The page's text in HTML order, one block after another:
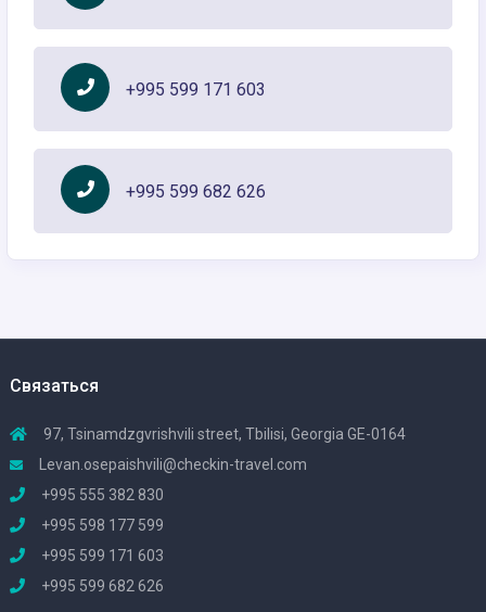
+995 599 171 603
+995 599 682 626
Связаться
97, Tsinamdzgvrishvili street, Tbilisi, Georgia GE-0164
Levan.osepaishvili@checkin-travel.com
+995 555 382 830
+995 598 177 599
+995 599 171 603
+995 599 682 626